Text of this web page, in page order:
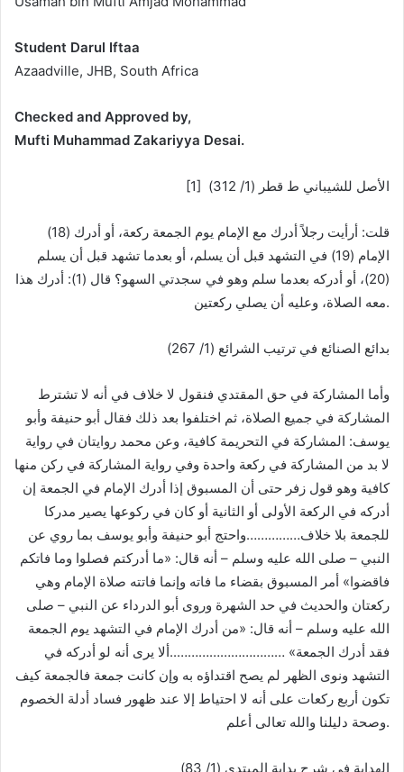
Student Darul Iftaa
Azaadville, JHB, South Africa
Checked and Approved by,
Mufti Muhammad Zakariyya Desai.
[1] الأصل للشيباني ط قطر (1/ 312)
قلت: أرأيت رجلاً أدرك مع الإمام يوم الجمعة ركعة، أو أدرك (18)
الإمام (19) في التشهد قبل أن يسلم، أو بعدما تشهد قبل أن يسلم
(20)، أو أدركه بعدما سلم وهو في سجدتي السهو؟ قال (1): أدرك هذا
معه الصلاة، وعليه أن يصلي ركعتين.
بدائع الصنائع في ترتيب الشرائع (1/ 267)
وأما المشاركة في حق المقتدي فنقول لا خلاف في أنه لا تشترط
المشاركة في جميع الصلاة، ثم اختلفوا بعد ذلك فقال أبو حنيفة وأبو
يوسف: المشاركة في التحريمة كافية، وعن محمد روايتان في رواية
لا بد من المشاركة في ركعة واحدة وفي رواية المشاركة في ركن منها
كافية وهو قول زفر حتى أن المسبوق إذا أدرك الإمام في الجمعة إن
أدركه في الركعة الأولى أو الثانية أو كان في ركوعها يصير مدركا
للجمعة بلا خلاف……………واحتج أبو حنيفة وأبو يوسف بما روي عن
النبي – صلى الله عليه وسلم – أنه قال: «ما أدركتم فصلوا وما فاتكم
فاقضوا» أمر المسبوق بقضاء ما فاته وإنما فاتته صلاة الإمام وهي
ركعتان والحديث في حد الشهرة وروى أبو الدرداء عن النبي – صلى
الله عليه وسلم – أنه قال: «من أدرك الإمام في التشهد يوم الجمعة
فقد أدرك الجمعة» …………………………..ألا يرى أنه لو أدركه في
التشهد ونوى الظهر لم يصح اقتداؤه به وإن كانت جمعة فالجمعة كيف
تكون أربع ركعات على أنه لا احتياط إلا عند ظهور فساد أدلة الخصوم
وصحة دليلنا والله تعالى أعلم.
الهداية في شرح بداية المبتدي (1/ 83)